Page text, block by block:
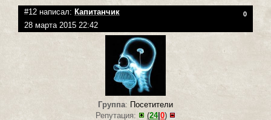
#12 написал: Капитанчик 0
28 марта 2015 22:42
Группа: Посетители
Репутация:
(24|0)